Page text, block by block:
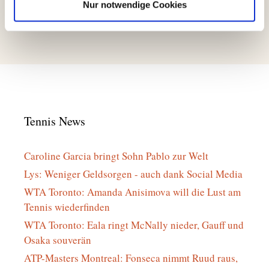
Nur notwendige Cookies
Ostercamp 2022
Quick-Learning-Kurse
Tennis News
Caroline Garcia bringt Sohn Pablo zur Welt
Lys: Weniger Geldsorgen - auch dank Social Media
WTA Toronto: Amanda Anisimova will die Lust am
Tennis wiederfinden
WTA Toronto: Eala ringt McNally nieder, Gauff und
Osaka souverän
ATP-Masters Montreal: Fonseca nimmt Ruud raus,